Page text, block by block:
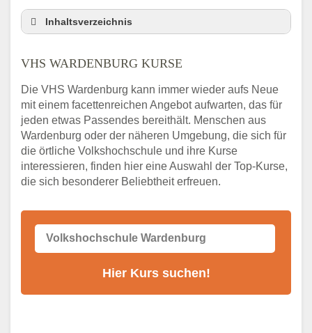
Inhaltsverzeichnis
Umgebung
Abendschule Wardenburg Kurssuche
VHS Wardenburg Kurse
VHS Wardenburg – Öffnungszeiten und
Telefonnummer
Stellenangebote der Volkshochschule
Wardenburg
Alternativen zum VHS Programm 2026 in
VHS WARDENBURG KURSE
Die VHS Wardenburg kann immer wieder aufs Neue
mit einem facettenreichen Angebot aufwarten, das für
jeden etwas Passendes bereithält. Menschen aus
Wardenburg oder der näheren Umgebung, die sich für
die örtliche Volkshochschule und ihre Kurse
interessieren, finden hier eine Auswahl der Top-Kurse,
die sich besonderer Beliebtheit erfreuen.